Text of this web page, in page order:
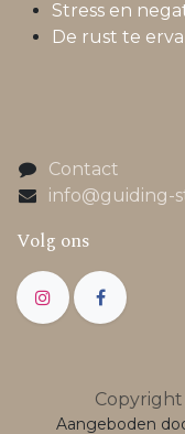
Stress en
De rust te
Contact
info@guiding-
Volg ons
Aangeboden